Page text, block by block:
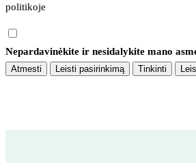
politikoje
Nepardavinėkite ir nesidalykite mano
Atmesti Leisti pasirinkimą Tinkinti